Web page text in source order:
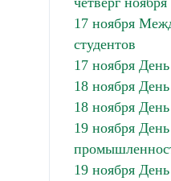
17 ноября
студентов
17 ноября
18 ноября
18 ноября
19 ноября
19 ноября